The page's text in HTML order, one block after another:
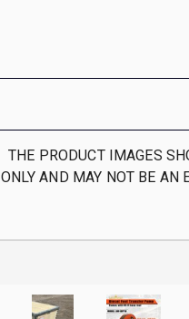
THE PRODUCT IMAGES
ONLY AND MAY NOT BE AN